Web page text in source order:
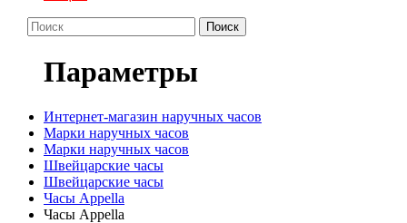
Поиск
Параметры
Интернет-магазин наручных часов
Марки наручных часов
Марки наручных часов
Швейцарские часы
Швейцарские часы
Часы Appella
Часы Appella